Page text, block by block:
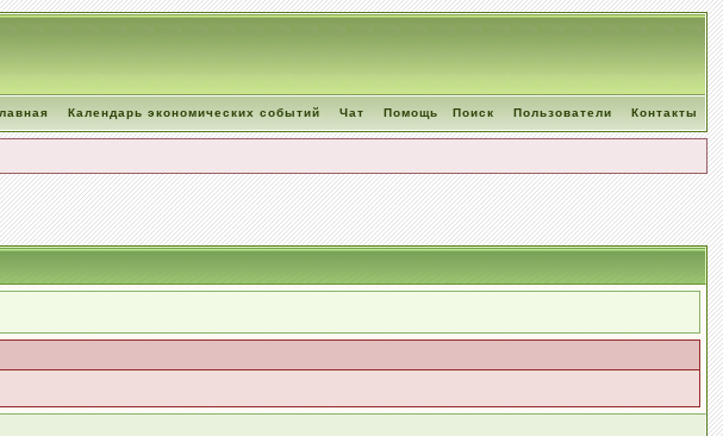
Календарь экономических событий Чат Помощь Поиск Пользователи Контакты